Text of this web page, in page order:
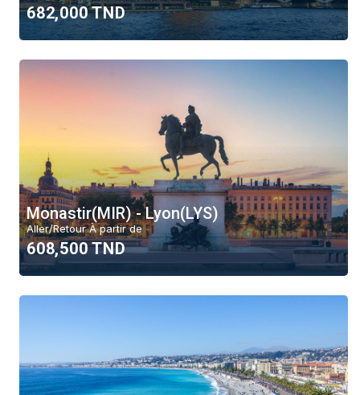
682,000 TND
Monastir(MIR) - Lyon(LYS)
Aller/Retour À partir de
608,500 TND